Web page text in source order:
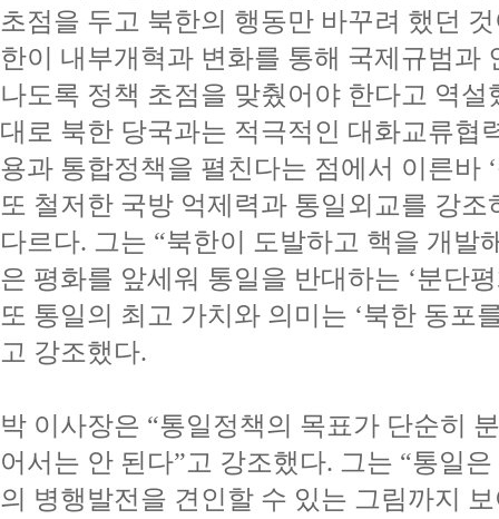
초점을 두고 북한의 행동만 바꾸려 했던
한이 내부개혁과 변화를 통해 국제규범과
나도록 정책 초점을 맞췄어야 한다고 역
대로 북한 당국과는 적극적인 대화교류협
용과 통합정책을 펼친다는 점에서 이른바
또 철저한 국방 억제력과 통일외교를 강
다르다. 그는 “북한이 도발하고 핵을 개발
은 평화를 앞세워 통일을 반대하는 ‘분단
또 통일의 최고 가치와 의미는 ‘북한 동포
고 강조했다.
박 이사장은 “통일정책의 목표가 단순히
어서는 안 된다”고 강조했다. 그는 “통일
의 병행발전을 견인할 수 있는 그림까지